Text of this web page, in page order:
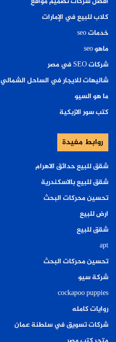
كلاب للبيع في الإمارات
خدمات seo
ماهو seo
شركات SEO في مصر
شاليهات للايجار في الساحل الشمالي
ما هو السيو
كتب سور الازبكية
روابط مفيدة
شقق للبيع حدائق الاهرام
شقق للبيع بالاسكندرية
تحسين محركات البحث
ارض للبيع
شقق للبيع
apt
تحسين محركات البحث
شركة سيو
cockapoo puppies
روايات كامله
شركات تسويق في سلطنة عمان